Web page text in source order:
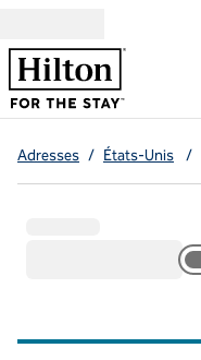
Adresses / États-Unis /